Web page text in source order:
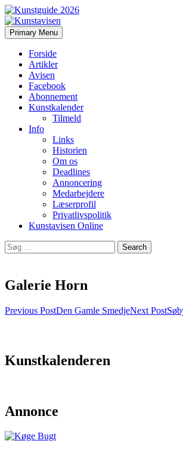
Kunstavisen
Search
Primary Menu Skip
to
Forside
Artikler
Avisen
Facebook
Abonnement
Kunstkalender
Tilmeld
Info
Links
Historien
Om os
Deadlines
Annoncering
Medarbejdere
Læserprofil
Privatlivspolitik
Kunstavisen Online
Search
for:
Galerie Horn
Post
Previous PostDen Gamle SmedjeNext Post
Kunstkalenderen
Annonce